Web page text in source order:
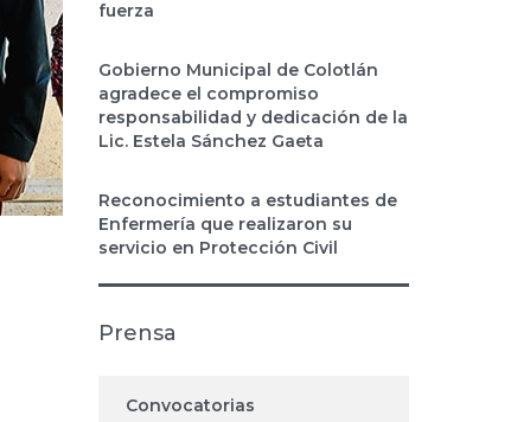
fuerza
Gobierno Municipal de Colotlán
agradece el compromiso
responsabilidad y dedicación de la
Lic. Estela Sánchez Gaeta
Reconocimiento a estudiantes de
Enfermería que realizaron su
servicio en Protección Civil
Prensa
Convocatorias